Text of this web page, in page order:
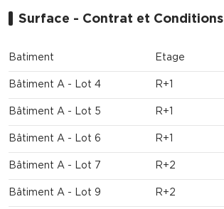
Surface - Contrat et Conditions
Batiment Etage
Bâtiment A - Lot 4 R+1
Bâtiment A - Lot 5 R+1
Bâtiment A - Lot 6 R+1
Bâtiment A - Lot 7 R+2
Bâtiment A - Lot 9 R+2